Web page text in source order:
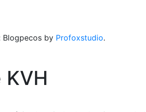
Blogpecos by Profoxstudio.